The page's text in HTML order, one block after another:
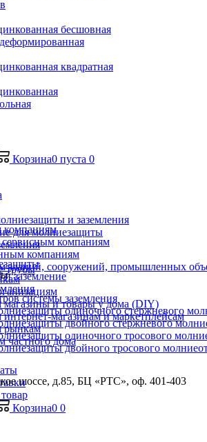
бесшовная
квадратная
Корзина0 пуста 0
и заземления
для молниезащиты
трубы
компаниям
компаниям
компаниям
зданий, сооружений, промышленных
магазины и товары у дома (DIY)
магазинам и маркетплейсам
рынкам
частного дома
заземление
системы заземления
одиночного стержневого
двойного стержневого
одиночного тросового
двойного тросового
шоссе, д.85, БЦ «РТС», оф. 401-403
Корзина0 0